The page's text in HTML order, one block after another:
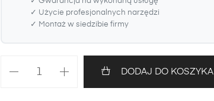
✓ Użycie profesjonalnych narzędzi
✓ Montaż w siedzibie firmy
DODAJ DO KOSZYKA